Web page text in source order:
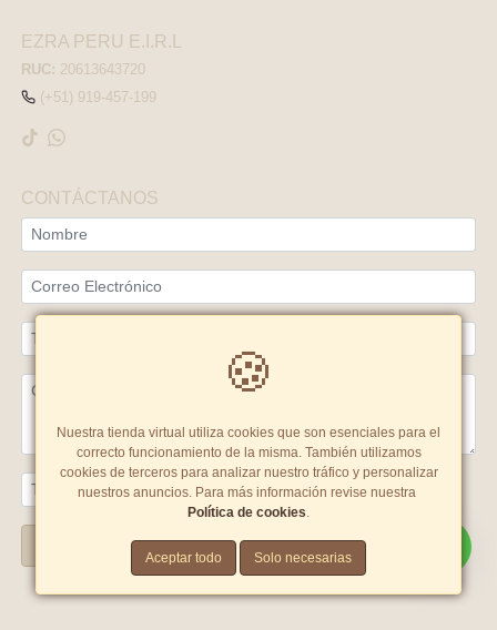
EZRA PERU E.I.R.L
RUC: 20613643720
(+51) 919-457-199
CONTÁCTANOS
🍪
Nuestra tienda virtual utiliza cookies que son esenciales para el
correcto funcionamiento de la misma. También utilizamos
cookies de terceros para analizar nuestro tráfico y personalizar
nuestros anuncios. Para más información revise nuestra
Política de cookies.
Aceptar todo Solo necesarias